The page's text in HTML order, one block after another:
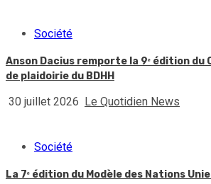
Société
Anson Dacius remporte la 9ᵉ édition du
de plaidoirie du BDHH
30 juillet 2026 Le Quotidien News
Société
La 7ᵉ édition du Modèle des Nations